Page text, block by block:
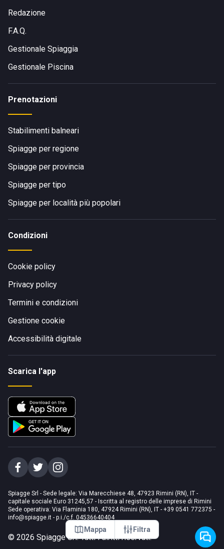
Mappa Filtra
Redazione
F.A.Q.
Gestionale Spiaggia
Gestionale Piscina
Prenotazioni
Stabilimenti balneari
Spiagge per regione
Spiagge per provincia
Spiagge per tipo
Spiagge per località più popolari
Condizioni
Cookie policy
Privacy policy
Termini e condizioni
Gestione cookie
Accessibilità digitale
Scarica l'app
Spiagge Srl - Sede legale: Via Marecchiese 48, 47923 Rimini (RN), IT -
capitale sociale Euro 31245,57 - Iscritta al registro delle imprese di Rimini
Sede operativa: Via Flaminia 180, 47924 Rimini (RN), IT - +39 0541 772375 -
info@spiagge.it - p.i./c.f. 04536640404
© 2026 Spiagge Srl. Tutti i diritti riservati.